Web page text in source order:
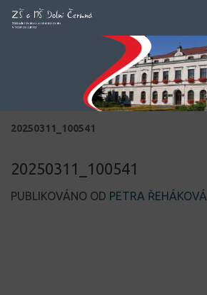
Skip to content
20250311_100541
20250311_100541
PUBLIKOVÁNO OD PETRA ŘEHÁKOVÁ